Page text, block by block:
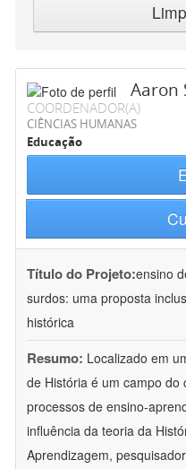
Aaron
COORDENADOR(A)
CIÊNCIAS HUMANAS
Educação
Título do Projeto:ensino
surdos: uma proposta
histórica
Resumo: Localizado em
de História é um campo
processos de ensino-
influência da teoria da
Aprendizagem,